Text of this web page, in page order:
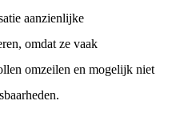
aanzienlijke
omdat ze vaak
omzeilen en mogelijk niet